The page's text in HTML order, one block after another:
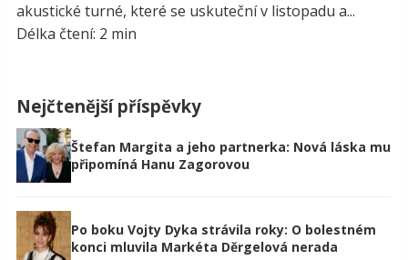
akustické turné, které se uskuteční v listopadu a...
Délka čtení: 2 min
Nejčtenější příspěvky
Štefan Margita a jeho partnerka: Nová láska mu
připomíná Hanu Zagorovou
Po boku Vojty Dyka strávila roky: O bolestném
konci mluvila Markéta Děrgelová nerada